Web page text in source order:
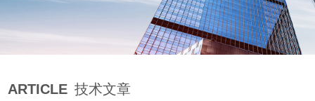
ARTICLE 技术文章